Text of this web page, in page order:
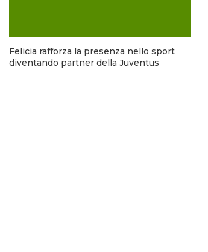
Felicia rafforza la presenza nello sport
diventando partner della Juventus